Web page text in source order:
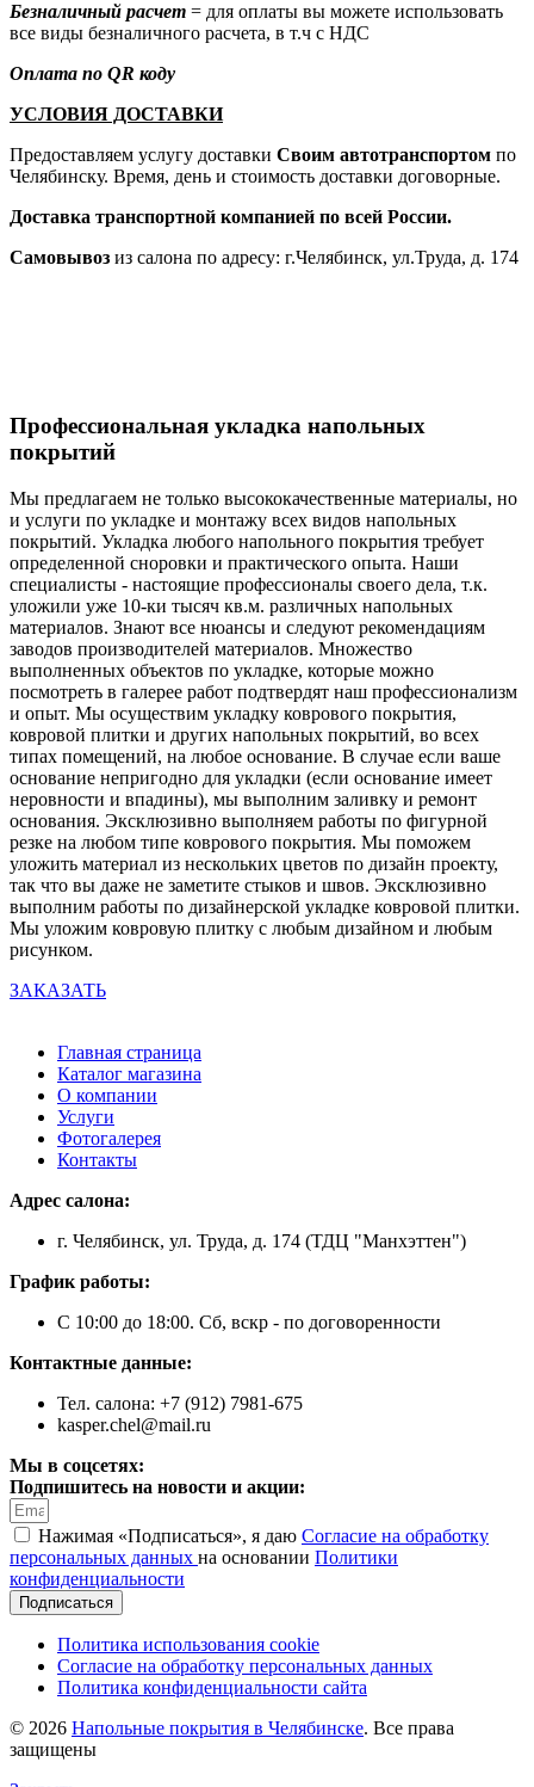
Безналичный расчет = для оплаты вы можете использовать
все виды безналичного расчета, в т.ч с НДС
Оплата по QR коду
УСЛОВИЯ ДОСТАВКИ
Предоставляем услугу доставки Своим автотранспортом по
Челябинску. Время, день и стоимость доставки договорные.
Доставка транспортной компанией по всей России.
Самовывоз из салона по адресу: г.Челябинск, ул.Труда, д. 174
Профессиональная укладка напольных
покрытий
Мы предлагаем не только высококачественные материалы, но
и услуги по укладке и монтажу всех видов напольных
покрытий. Укладка любого напольного покрытия требует
определенной сноровки и практического опыта. Наши
специалисты - настоящие профессионалы своего дела, т.к.
уложили уже 10-ки тысяч кв.м. различных напольных
материалов. Знают все нюансы и следуют рекомендациям
заводов производителей материалов. Множество
выполненных объектов по укладке, которые можно
посмотреть в галерее работ подтвердят наш профессионализм
и опыт. Мы осуществим укладку коврового покрытия,
ковровой плитки и других напольных покрытий, во всех
типах помещений, на любое основание. В случае если ваше
основание непригодно для укладки (если основание имеет
неровности и впадины), мы выполним заливку и ремонт
основания. Эксклюзивно выполняем работы по фигурной
резке на любом типе коврового покрытия. Мы поможем
уложить материал из нескольких цветов по дизайн проекту,
так что вы даже не заметите стыков и швов. Эксклюзивно
выполним работы по дизайнерской укладке ковровой плитки.
Мы уложим ковровую плитку с любым дизайном и любым
рисунком.
ЗАКАЗАТЬ
Главная страница
Каталог магазина
О компании
Услуги
Фотогалерея
Контакты
Адрес салона:
г. Челябинск, ул. Труда, д. 174 (ТДЦ "Манхэттен")
График работы:
С 10:00 до 18:00. Сб, вскр - по договоренности
Контактные данные:
Тел. салона: +7 (912) 7981-675
kasper.chel@mail.ru
Мы в соцсетях:
Подпишитесь на новости и акции:
Нажимая «Подписаться», я даю Согласие на обработку
персональных данных на основании Политики
конфиденциальности
Подписаться
Политика использования cookie
Согласие на обработку персональных данных
Политика конфиденциальности сайта
© 2026 Напольные покрытия в Челябинске. Все права
защищены